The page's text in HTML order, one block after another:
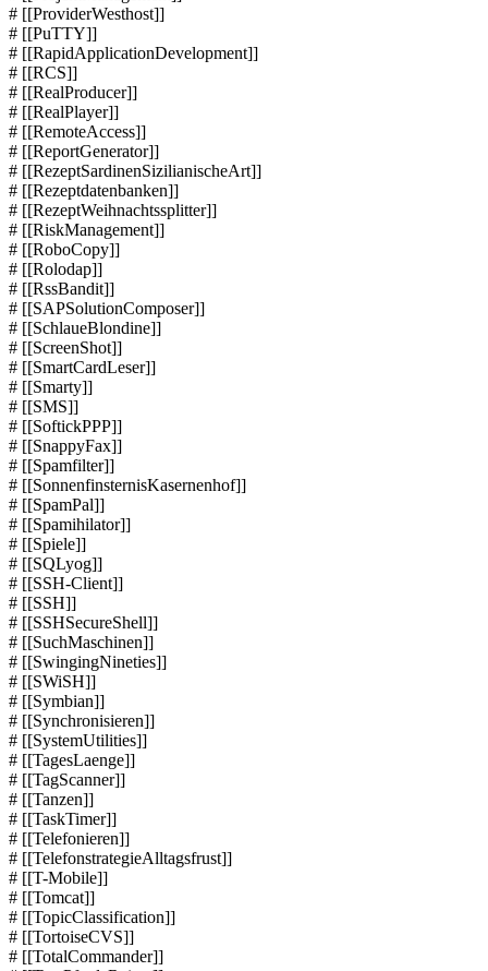
# [[ProviderWesthost]]
# [[PuTTY]]
# [[RapidApplicationDevelopment]]
# [[RCS]]
# [[RealProducer]]
# [[RealPlayer]]
# [[RemoteAccess]]
# [[ReportGenerator]]
# [[RezeptSardinenSizilianischeArt]]
# [[Rezeptdatenbanken]]
# [[RezeptWeihnachtssplitter]]
# [[RiskManagement]]
# [[RoboCopy]]
# [[Rolodap]]
# [[RssBandit]]
# [[SAPSolutionComposer]]
# [[SchlaueBlondine]]
# [[ScreenShot]]
# [[SmartCardLeser]]
# [[Smarty]]
# [[SMS]]
# [[SoftickPPP]]
# [[SnappyFax]]
# [[Spamfilter]]
# [[SonnenfinsternisKasernenhof]]
# [[SpamPal]]
# [[Spamihilator]]
# [[Spiele]]
# [[SQLyog]]
# [[SSH-Client]]
# [[SSH]]
# [[SSHSecureShell]]
# [[SuchMaschinen]]
# [[SwingingNineties]]
# [[SWiSH]]
# [[Symbian]]
# [[Synchronisieren]]
# [[SystemUtilities]]
# [[TagesLaenge]]
# [[TagScanner]]
# [[Tanzen]]
# [[TaskTimer]]
# [[Telefonieren]]
# [[TelefonstrategieAlltagsfrust]]
# [[T-Mobile]]
# [[Tomcat]]
# [[TopicClassification]]
# [[TortoiseCVS]]
# [[TotalCommander]]